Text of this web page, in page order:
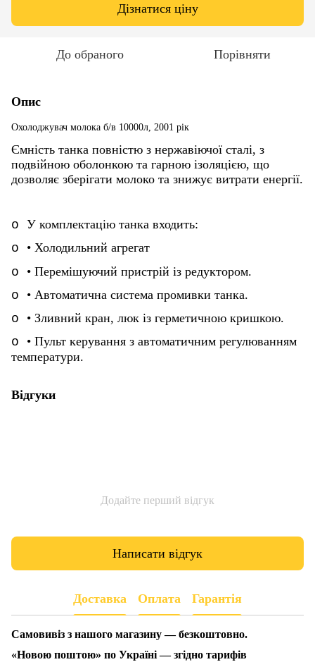
Дізнатися ціну
До обраного Порівняти
Опис
Охолоджувач молока б/в 10000л, 2001 рік
Ємність танка повністю з нержавіючої сталі, з
подвійною оболонкою та гарною ізоляцією, що
дозволяє зберігати молоко та знижує витрати енергії.
o У комплектацію танка входить:
o • Холодильний агрегат
o • Перемішуючий пристрій із редуктором.
o • Автоматична система промивки танка.
o • Зливний кран, люк із герметичною кришкою.
o • Пульт керування з автоматичним регулюванням
температури.
Відгуки
Додайте перший відгук
Написати відгук
Доставка Оплата Гарантія
Самовивіз з нашого магазину — безкоштовно.
«Новою поштою» по Україні — згідно тарифів